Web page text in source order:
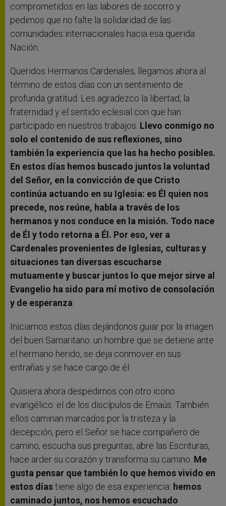
comprometidos en las labores de socorro y
pedimos que no falte la solidaridad de las
comunidades internacionales hacia esa querida
Nación.
Queridos Hermanos Cardenales, llegamos ahora al
término de estos días con un sentimiento de
profunda gratitud. Les agradezco la libertad, la
fraternidad y el sentido eclesial con que han
participado en nuestros trabajos. Llevo conmigo no
solo el contenido de sus reflexiones, sino
también la experiencia que las ha hecho posibles.
En estos días hemos buscado juntos la voluntad
del Señor, en la convicción de que Cristo
continúa actuando en su Iglesia: es Él quien nos
precede, nos reúne, habla a través de los
hermanos y nos conduce en la misión. Todo nace
de Él y todo retorna a Él. Por eso, ver a
Cardenales provenientes de Iglesias, culturas y
situaciones tan diversas escucharse
mutuamente y buscar juntos lo que mejor sirve al
Evangelio ha sido para mí motivo de consolación
y de esperanza
Iniciamos estos días dejándonos guiar por la imagen
del buen Samaritano: un hombre que se detiene ante
el hermano herido, se deja conmover en sus
entrañas y se hace cargo de él.
Quisiera ahora despedirnos con otro icono
evangélico: el de los discípulos de Emaús. También
ellos caminan marcados por la tristeza y la
decepción, pero el Señor se hace compañero de
camino, escucha sus preguntas, abre las Escrituras,
hace arder su corazón y transforma su camino. Me
gusta pensar que también lo que hemos vivido en
estos díastiene algo de esa experiencia: hemos
caminado juntos, nos hemos escuchado